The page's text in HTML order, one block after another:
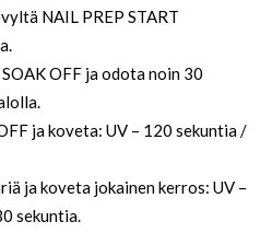
NAIL PREP START
OFF ja odota noin 30
ja koveta: UV – 120 sekuntia /
ja koveta jokainen kerros: UV –
sekuntia.